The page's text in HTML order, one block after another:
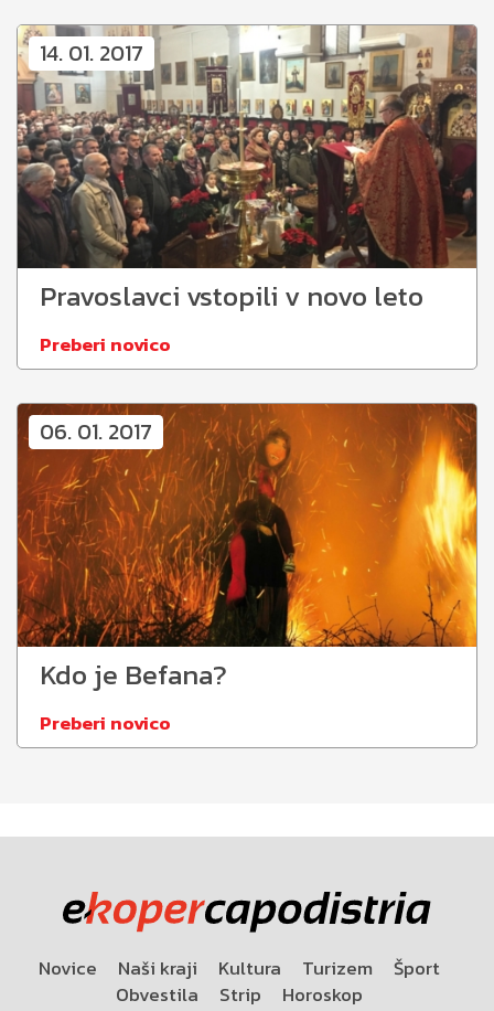
14. 01. 2017
Pravoslavci vstopili v novo leto
Preberi novico
06. 01. 2017
Kdo je Befana?
Preberi novico
Novice Naši kraji Kultura Turizem
Šport
Obvestila
Strip Horoskop